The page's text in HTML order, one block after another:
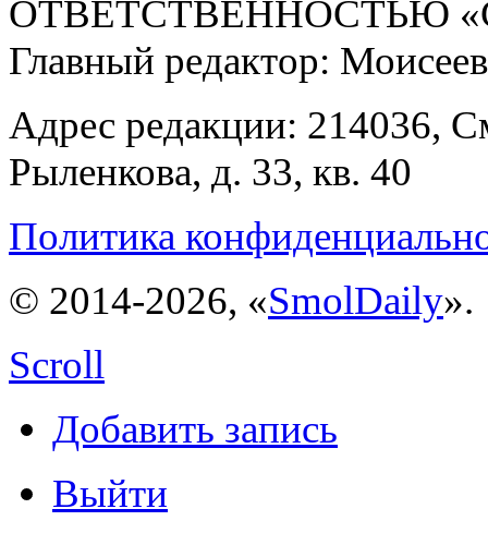
ОТВЕТСТВЕННОСТЬЮ
Главный редактор:
Адрес редакции: 214036,
Рыленкова, д. 33, кв. 40
Политика
© 2014-2026, «SmolDaily».
Scroll
Добавить запись
Выйти